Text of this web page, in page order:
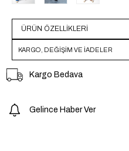
ÜRÜN ÖZELLIKLERI
KARGO, DEĞİŞİM VE İADELER
Kargo Bedava
Gelince Haber Ver